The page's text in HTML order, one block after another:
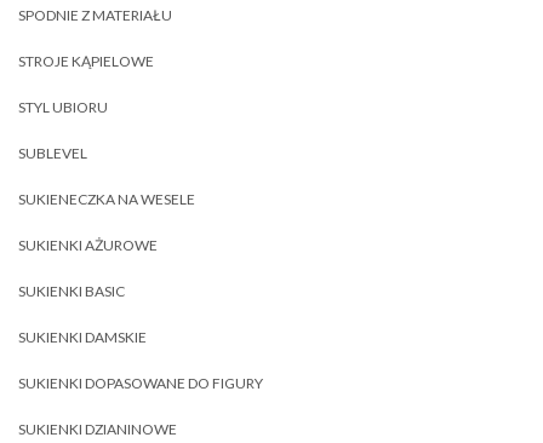
SPODNIE Z MATERIAŁU
STROJE KĄPIELOWE
STYL UBIORU
SUBLEVEL
SUKIENECZKA NA WESELE
SUKIENKI AŻUROWE
SUKIENKI BASIC
SUKIENKI DAMSKIE
SUKIENKI DOPASOWANE DO FIGURY
SUKIENKI DZIANINOWE